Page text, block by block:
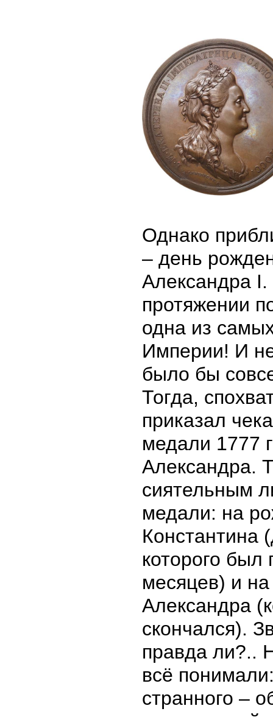
Однако
– день
Александра
протяжении
одна из
Империи! И
было бы
Тогда,
приказал
медали 1777
Александра.
сиятельным
медали: на
Константина
которого был
месяцев) и
Александра
скончался).
правда ли?..
всё
странного –